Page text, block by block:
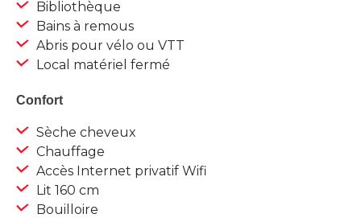
Bibliothèque
Bains à remous
Abris pour vélo ou VTT
Local matériel fermé
Confort
Sèche cheveux
Chauffage
Accès Internet privatif Wifi
Lit 160 cm
Bouilloire